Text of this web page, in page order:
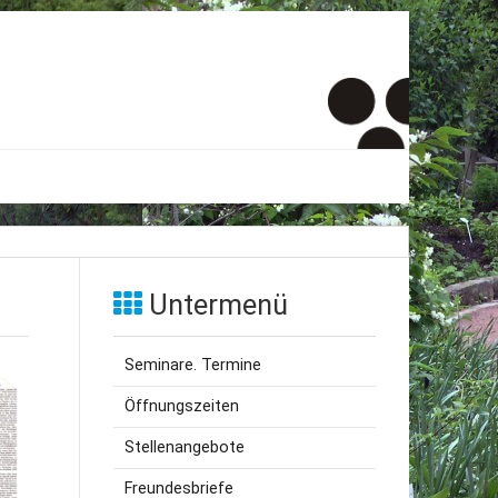
Menschen
Untermenü
Seminare. Termine
Öffnungszeiten
Stellenangebote
Freundesbriefe